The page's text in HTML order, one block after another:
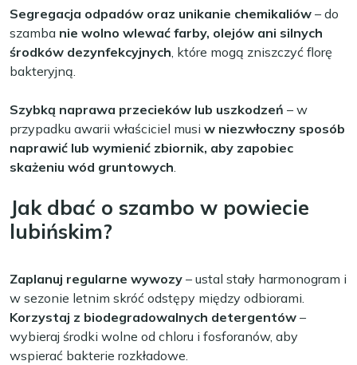
Segregacja odpadów oraz unikanie chemikaliów – do
szamba nie wolno wlewać farby, olejów ani silnych
środków dezynfekcyjnych, które mogą zniszczyć florę
bakteryjną.
Szybką naprawa przecieków lub uszkodzeń – w
przypadku awarii właściciel musi w niezwłoczny sposób
naprawić lub wymienić zbiornik, aby zapobiec
skażeniu wód gruntowych.
Jak dbać o szambo w powiecie
lubińskim?
Zaplanuj regularne wywozy – ustal stały harmonogram i
w sezonie letnim skróć odstępy między odbiorami.
Korzystaj z biodegradowalnych detergentów –
wybieraj środki wolne od chloru i fosforanów, aby
wspierać bakterie rozkładowe.